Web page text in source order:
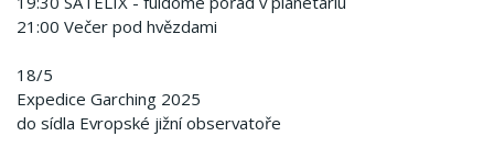
21:00 Večer pod hvězdami
18/5
Expedice Garching 2025
do sídla Evropské jižní observatoře